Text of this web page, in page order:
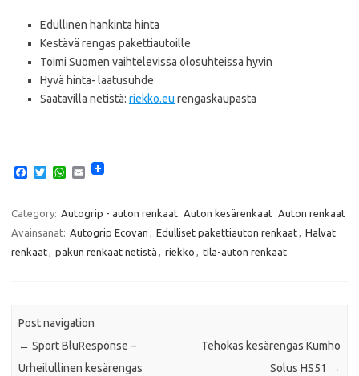
Edullinen hankinta hinta
Kestävä rengas pakettiautoille
Toimi Suomen vaihtelevissa olosuhteissa hyvin
Hyvä hinta- laatusuhde
Saatavilla netistä: riekko.eu rengaskaupasta
e
b
o
o
T
t
t
e
r
W
t
A
p
E
i
l
Category: Autogrip - auton renkaat Auton kesärenkaat Auton renkaat
Avainsanat: Autogrip Ecovan Edulliset pakettiauton renkaat
Halvat
renkaat
pakun renkaat netistä riekko tila-auton renkaat
Post navigation
← Sport BluResponse –
Urheilullinen kesärengas
Tehokas kesärengas Kumho
Solus HS51 →